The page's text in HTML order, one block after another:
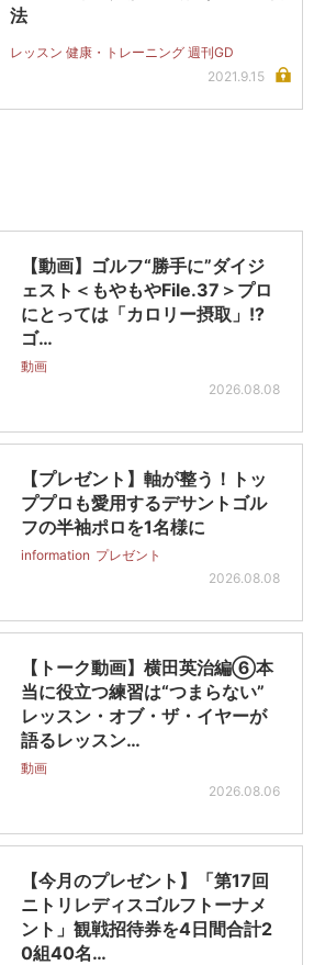
法
レッスン 健康・トレーニング 週刊GD
2021.9.15
【動画】ゴルフ“勝手に”ダイジ
ェスト＜もやもやFile.37＞プロ
にとっては「カロリー摂取」!?
ゴ…
動画
2026.08.08
【プレゼント】軸が整う！トッ
ププロも愛用するデサントゴル
フの半袖ポロを1名様に
information プレゼント
2026.08.08
【トーク動画】横田英治編⑥本
当に役立つ練習は“つまらない”
レッスン・オブ・ザ・イヤーが
語るレッスン…
動画
2026.08.06
【今月のプレゼント】「第17回
ニトリレディスゴルフトーナメ
ント」観戦招待券を4日間合計2
0組40名…